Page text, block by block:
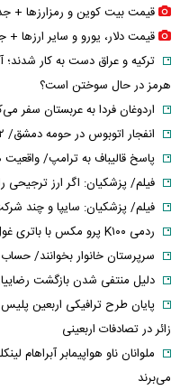
قیمت بیت کوین و رمزارز‌ها +
قیمت دلار، یورو و سایر ارز‌ها
ترکیه و عراق دست به کار
هرمز در حال سوختن است؟
اردوغان فردا به عربستان سفر
انفجار اتوبوس در حومه دمشق/ ۲ کشته و ۱۳ زخمی
پاسخ قالیباف به ترامپ/ واقعیت
فیلم/ پزشکیان: اگر ارز
فیلم/ پزشکیان: سایپا و چند
ردمی K۱۰۰ پرو مکس با باتری غول‌پیکر و شارژ بی‌سیم روانه بازار می‌شود
سرپرستان خانوار بخوانند/ حساب این افراد ۴
دلیل منتفی شدن بازگشت
زائر در تصادفات اربعینی
ملوانان ناو هواپیمابر آبراهام
می‌برند